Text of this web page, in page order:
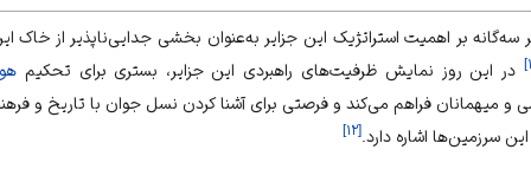
سه‌گانه بر اهمیت استراتژیک این جزایر به‌عنوان بخشی جدایی‌ناپذیر از خاک
] در این روز نمایش ظرفیت‌های راهبردی این جزایر، بستری برای تحکیم
و میهمانان فراهم می‌کند و فرصتی برای آشنا کردن نسل جوان با تاریخ و
سرزمین‌ها اشاره دارد. [۱۲]